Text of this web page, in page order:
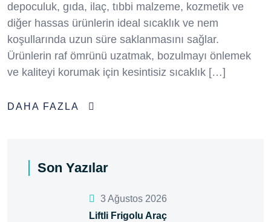
depoculuk, gıda, ilaç, tıbbi malzeme, kozmetik ve
diğer hassas ürünlerin ideal sıcaklık ve nem
koşullarında uzun süre saklanmasını sağlar.
Ürünlerin raf ömrünü uzatmak, bozulmayı önlemek
ve kaliteyi korumak için kesintisiz sıcaklık […]
DAHA FAZLA
Son Yazılar
3 Ağustos 2026
Liftli Frigolu Araç